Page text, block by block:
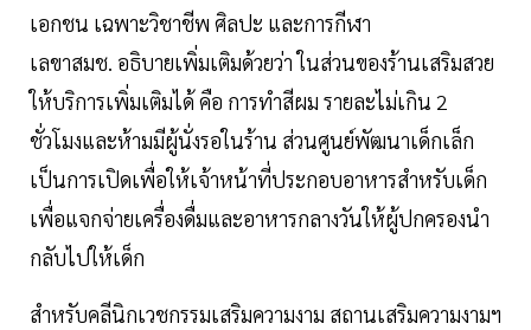
เอกชน เฉพาะวิชาชีพ ศิลปะ และการกีฬา
เลขาสมช. อธิบายเพิ่มเติมด้วยว่า ในส่วนของร้านเสริมสวย
ให้บริการเพิ่มเติมได้ คือ การทำสีผม รายละไม่เกิน 2
ชั่วโมงและห้ามมีผู้นั่งรอในร้าน ส่วนศูนย์พัฒนาเด็กเล็ก
เป็นการเปิดเพื่อให้เจ้าหน้าที่ประกอบอาหารสำหรับเด็ก
เพื่อแจกจ่ายเครื่องดื่มและอาหารกลางวันให้ผู้ปกครองนำ
กลับไปให้เด็ก
สำหรับคลีนิกเวชกรรมเสริมความงาม สถานเสริมความงามฯ